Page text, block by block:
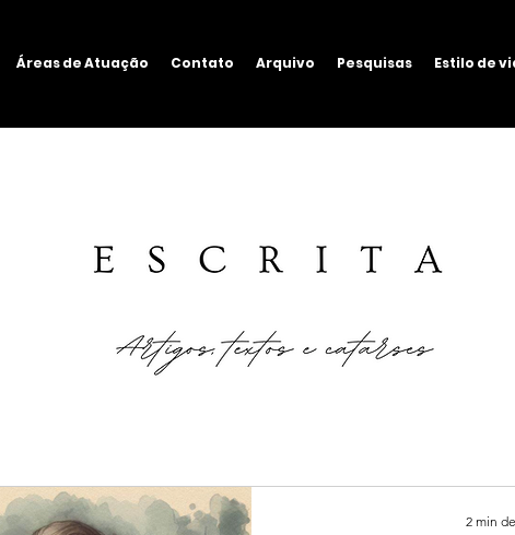
Áreas de Atuação Contato Arquivo Pesquisas Estilo de
2 min